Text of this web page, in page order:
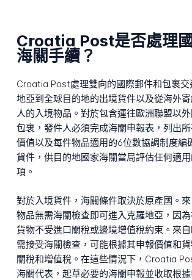
Croatia Post是否處理
海關手續？
Croatia Post處理雙向的國際郵件和包裹交
地亞到全球目的地的出境貨件以及從海外
人的入境物品。對於包含運往歐洲聯盟以
包裹，發件人必須完成海關申報表，列出
價值以及每件物品適用的6位數協調制度編
貨件，供目的地國家海關當局評估任何適
項。
對於入境貨件，海關條件取決於原產國。
物品無需海關檢查即可進入克羅地亞，因
貨物不受進口關稅或邊境增值稅約束。來
需接受海關檢查，可能根據其申報價值和
關稅和增值稅。在這些情況下，Croatia
海關代表，起草必要的海關申報並收取根